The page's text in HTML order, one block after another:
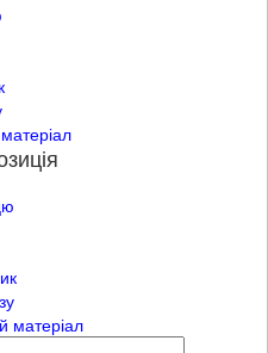
матеріал